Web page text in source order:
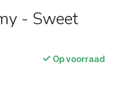
- Sweet
Op voorraad